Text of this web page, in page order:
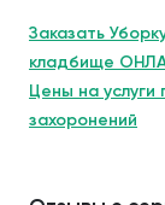
Заказать
кладбище
Цены на услуги
захоронений